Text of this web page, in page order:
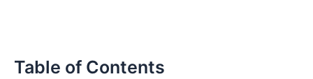
Table of Contents